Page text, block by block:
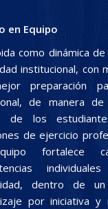
en Equipo
como dinámica
institucional, con
preparación
de manera
de los
de ejercicio
fortalece
dentro de
por iniciativa y